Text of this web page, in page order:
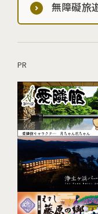
無障礙旅
PR